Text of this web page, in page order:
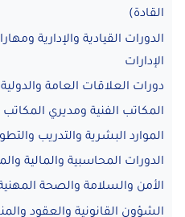
القادة)
الدورات القيادية والإدارية
الإدارات
دورات العلاقات العامة والدولية
المكاتب الفنية ومديري المكاتب
الموارد البشرية والتدريب
الدورات المحاسبية والمالية
الأمن والسلامة والصحة
الشؤون القانونية والعقود